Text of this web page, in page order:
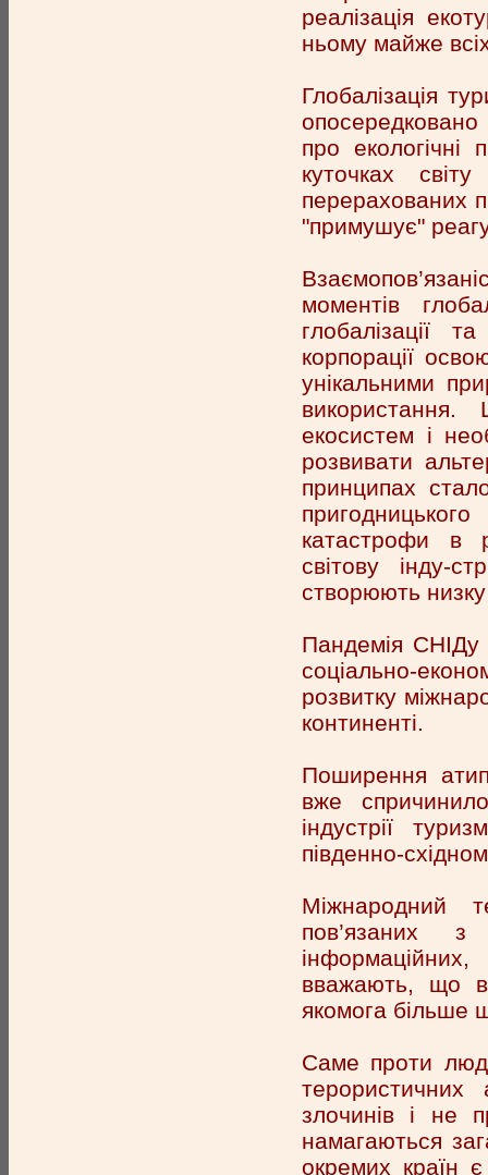
реалізація
ньому майже
Глобалізація
про екологічні
куточках
перерахованих
"примушує"
моментів
глобалізації
корпорації
унікальними
екосистем і
розвивати
принципах
катастрофи в
світову інду-
створюють
Пандемія
соціально-
розвитку
континенті.
Поширення
вже
індустрії
південно-
Міжнародний
пов’язаних з
вважають, що в
якомога більше
Саме проти
терористичних
злочинів і не
намагаються
окремих країн